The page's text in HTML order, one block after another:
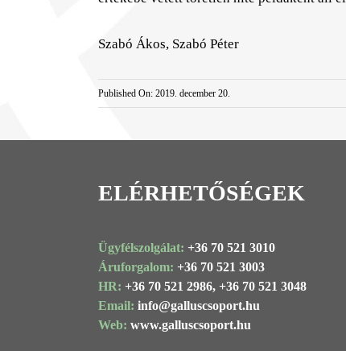
Szabó Ákos, Szabó Péter
Published On: 2019. december 20.
ELÉRHETŐSÉGEK
Ügyfélszolgálat: +36 70 521 3010
Áruforgalom: +36 70 521 3003
HR: +36 70 521 2986, +36 70 521 3048
Email: info@galluscsoport.hu
Web: www.galluscsoport.hu